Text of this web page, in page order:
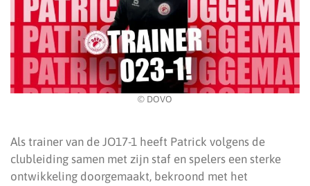
© DOVO
Als trainer van de JO17-1 heeft Patrick volgens de
clubleiding samen met zijn staf en spelers een sterke
ontwikkeling doorgemaakt, bekroond met het